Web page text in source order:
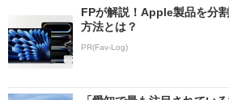
FPが解説！Apple製品を分
方法とは？
PR(Fav-Log)